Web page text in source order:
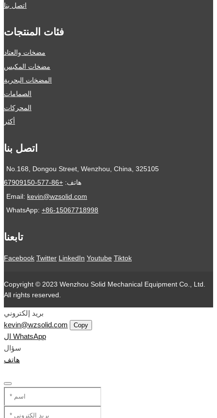
اتصل بنا
فئات المنتجات
مضخات والعتاد
مضخات المكبس
المضخات البحرية
الصمامات
المحركات
أكثر
اتصل بنا
No.168, Dongou Street, Wenzhou, China, 325105
هاتف: +86-577-67909150
Email: kevin@wzsolid.com
WhatsApp: +86-15067718998
تابعنا
Facebook Twitter LinkedIn Youtube Tiktok
Copyright © 2023 Wenzhou Solid Mechanical Equipment Co., Ltd.
All rights reserved.
بريد إلكتروني
kevin@wzsolid.com
Copy
ال WhatsApp
سؤال
هاتف